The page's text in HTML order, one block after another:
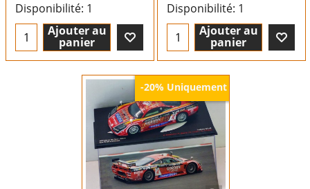
Disponibilité: 1
Ajouter au
panier
Disponibilité: 1
Ajouter au
panier
-20% Uniquement